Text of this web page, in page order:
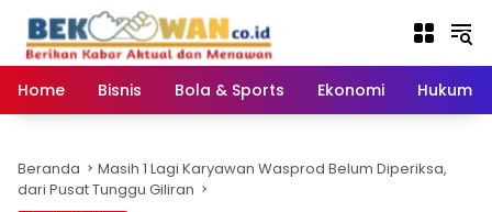
konten
Home
Bisnis Bola & Sports Ekonomi Hukum
Beranda
Masih 1 Lagi Karyawan Wasprod Belum Diperiksa,
dari Pusat Tunggu Giliran